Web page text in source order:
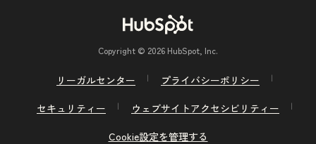
Copyright © 2026 HubSpot, Inc.
リーガルセンター
プライバシーポリシー
セキュリティー
ウェブサイトアクセシビリティー
Cookie設定を管理する